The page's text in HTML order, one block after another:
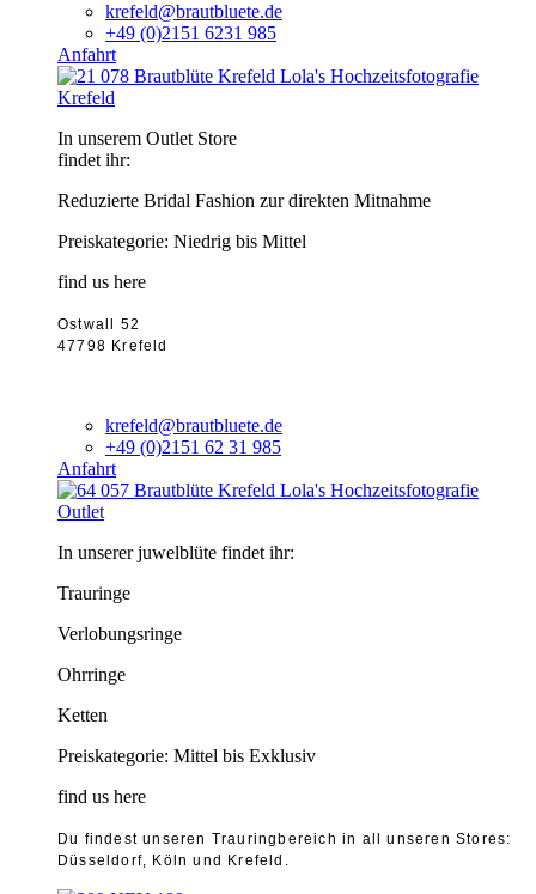
krefeld@brautbluete.de
+49 (0)2151 6231 985
Anfahrt
Krefeld
In unserem Outlet Store
findet ihr:
Reduzierte Bridal Fashion zur direkten Mitnahme
Preiskategorie: Niedrig bis Mittel
find us here
Ostwall 52
47798 Krefeld
krefeld@brautbluete.de
+49 (0)2151 62 31 985
Anfahrt
Outlet
In unserer juwelblüte findet ihr:
Trauringe
Verlobungsringe
Ohrringe
Ketten
Preiskategorie: Mittel bis Exklusiv
find us here
Du findest unseren Trauringbereich in all unseren Stores:
Düsseldorf, Köln und Krefeld.